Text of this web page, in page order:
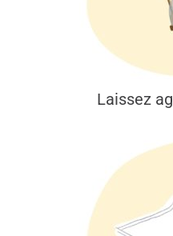
Laissez